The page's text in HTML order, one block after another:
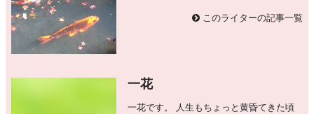
このライターの記事一覧
一花
一花です。 人生もちょっと黄昏てきた頃